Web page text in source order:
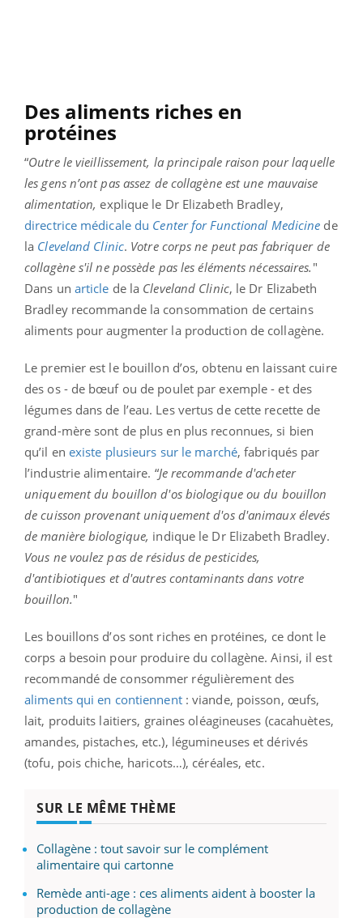
Des aliments riches en
protéines
“Outre le vieillissement, la principale raison pour laquelle
les gens n’ont pas assez de collagène est une mauvaise
alimentation, explique le Dr Elizabeth Bradley,
directrice médicale du Center for Functional Medicine de
la Cleveland Clinic. Votre corps ne peut pas fabriquer de
collagène s'il ne possède pas les éléments nécessaires. "
Dans un article de la Cleveland Clinic, le Dr Elizabeth
Bradley recommande la consommation de certains
aliments pour augmenter la production de collagène.
Le premier est le bouillon d’os, obtenu en laissant cuire
des os - de bœuf ou de poulet par exemple - et des
légumes dans de l’eau. Les vertus de cette recette de
grand-mère sont de plus en plus reconnues, si bien
qu’il en existe plusieurs sur le marché, fabriqués par
l’industrie alimentaire. “Je recommande d'acheter
uniquement du bouillon d'os biologique ou du bouillon
de cuisson provenant uniquement d'os d'animaux élevés
de manière biologique, indique le Dr Elizabeth Bradley.
Vous ne voulez pas de résidus de pesticides,
d'antibiotiques et d'autres contaminants dans votre
bouillon."
Les bouillons d’os sont riches en protéines, ce dont le
corps a besoin pour produire du collagène. Ainsi, il est
recommandé de consommer régulièrement des
aliments qui en contiennent : viande, poisson, œufs,
lait, produits laitiers, graines oléagineuses (cacahuètes,
amandes, pistaches, etc.), légumineuses et dérivés
(tofu, pois chiche, haricots…), céréales, etc.
SUR LE MÊME THÈME
Collagène : tout savoir sur le complément
alimentaire qui cartonne
Remède anti-age : ces aliments aident à booster la
production de collagène